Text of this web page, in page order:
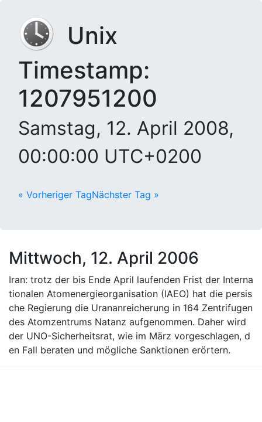
Unix
Timestamp:
1207951200
Samstag, 12. April 2008,
00:00:00 UTC+0200
« Vorheriger TagNächster Tag »
Mittwoch, 12. April 2006
Iran: trotz der bis Ende April laufenden Frist der Interna
tionalen Atomenergieorganisation (IAEO) hat die persis
che Regierung die Urananreicherung in 164 Zentrifugen
des Atomzentrums Natanz aufgenommen. Daher wird
der UNO-Sicherheitsrat, wie im März vorgeschlagen, d
en Fall beraten und mögliche Sanktionen erörtern.